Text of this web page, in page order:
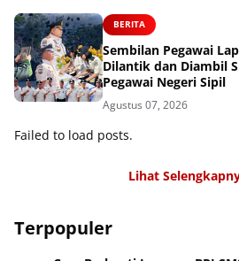
BERITA
Sembilan Pegawai
Dilantik dan Diambil
Pegawai Negeri Sipil
Agustus 07, 2026
Failed to load posts.
Lihat
Terpopuler